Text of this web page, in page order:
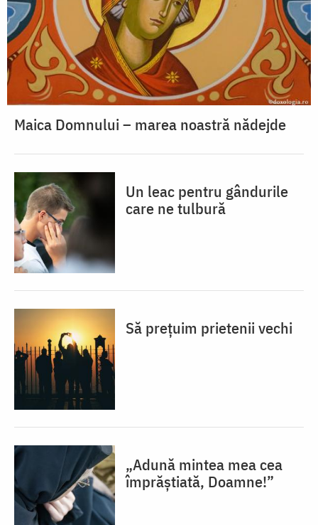
Maica Domnului – marea noastră nădejde
Un leac pentru gândurile
care ne tulbură
Să prețuim prietenii vechi
„Adună mintea mea cea
împrăștiată, Doamne!”